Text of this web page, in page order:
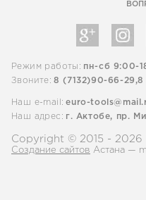
Режим работы: пн-сб 9:00-
Наш e-mail: euro-
Звоните: 8 (7132)90-66-29,8
Наш адрес: г. Актобе, пр.
Copyright © 2015 -
Создание сайтов Астана —